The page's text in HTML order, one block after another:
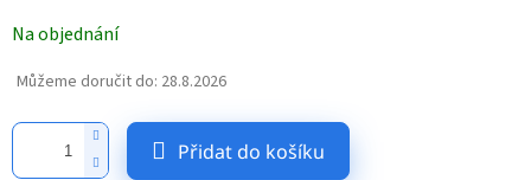
cena:
Na objednání
Můžeme doručit do: 28.8.2026
Přidat do košíku